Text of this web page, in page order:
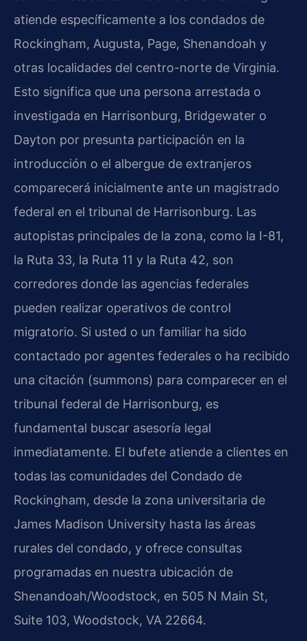
atiende específicamente a los condados de
Rockingham, Augusta, Page, Shenandoah y
otras localidades del centro-norte de Virginia.
Esto significa que una persona arrestada o
investigada en Harrisonburg, Bridgewater o
Dayton por presunta participación en la
introducción o el albergue de extranjeros
comparecerá inicialmente ante un magistrado
federal en el tribunal de Harrisonburg. Las
autopistas principales de la zona, como la I-81,
la Ruta 33, la Ruta 11 y la Ruta 42, son
corredores donde las agencias federales
pueden realizar operativos de control
migratorio. Si usted o un familiar ha sido
contactado por agentes federales o ha recibido
una citación (summons) para comparecer en el
tribunal federal de Harrisonburg, es
fundamental buscar asesoría legal
inmediatamente. El bufete atiende a clientes en
todas las comunidades del Condado de
Rockingham, desde la zona universitaria de
James Madison University hasta las áreas
rurales del condado, y ofrece consultas
programadas en nuestra ubicación de
Shenandoah/Woodstock, en 505 N Main St,
Suite 103, Woodstock, VA 22664.